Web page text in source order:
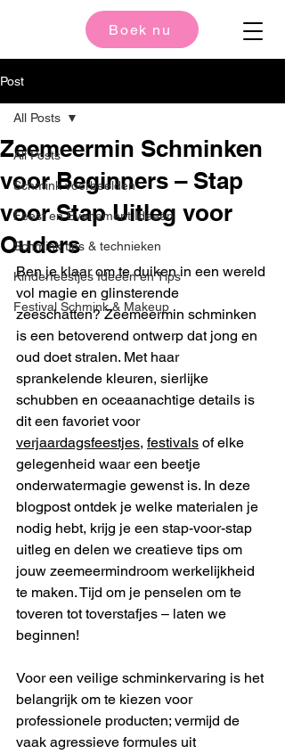
Boek nu
Post
All Posts
Schmink voorbeelden
Feest en Evenement Ideeën
Schmink tips & technieken
Kinderfeestjes Ideeën en Tips
Festival Schmink & Makeup
All Posts
Zeemeermin Schminken
voor Beginners – Stap
voor Stap Uitleg voor
Ouders
Ben je klaar om te duiken in een wereld
vol magie en glinsterende
zeeschatten? Zeemeermin schminken
is een betoverend ontwerp dat jong en
oud doet stralen. Met haar
sprankelende kleuren, sierlijke
schubben en oceaanachtige details is
dit een favoriet voor
verjaardagsfeestjes, festivals of elke
gelegenheid waar een beetje
onderwatermagie gewenst is. In deze
blogpost ontdek je welke materialen je
nodig hebt, krijg je een stap-voor-stap
uitleg en delen we creatieve tips om
jouw zeemeermindroom werkelijkheid
te maken. Tijd om je penselen om te
toveren tot toverstafjes – laten we
beginnen!
Voor een veilige schminkervaring is het
belangrijk om te kiezen voor
professionele producten; vermijd de
vaak agressieve formules uit